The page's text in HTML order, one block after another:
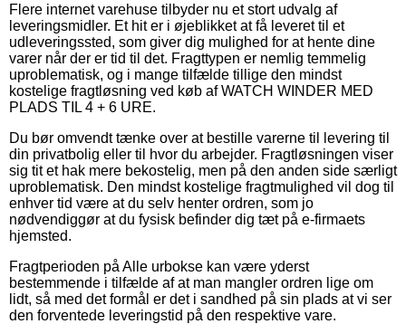
Flere internet varehuse tilbyder nu et stort udvalg af
leveringsmidler. Et hit er i øjeblikket at få leveret til et
udleveringssted, som giver dig mulighed for at hente dine
varer når der er tid til det. Fragttypen er nemlig temmelig
uproblematisk, og i mange tilfælde tillige den mindst
kostelige fragtløsning ved køb af WATCH WINDER MED
PLADS TIL 4 + 6 URE.
Du bør omvendt tænke over at bestille varerne til levering til
din privatbolig eller til hvor du arbejder. Fragtløsningen viser
sig tit et hak mere bekostelig, men på den anden side særligt
uproblematisk. Den mindst kostelige fragtmulighed vil dog til
enhver tid være at du selv henter ordren, som jo
nødvendiggør at du fysisk befinder dig tæt på e-firmaets
hjemsted.
Fragtperioden på Alle urbokse kan være yderst
bestemmende i tilfælde af at man mangler ordren lige om
lidt, så med det formål er det i sandhed på sin plads at vi ser
den forventede leveringstid på den respektive vare.